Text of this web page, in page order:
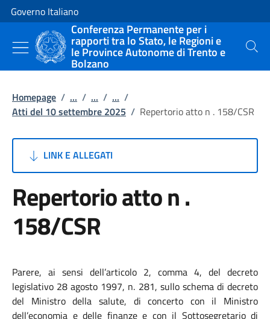
Vai al contenuto
Vai alla navigazione del sito
Governo Italiano
Conferenza Permanente per i
rapporti tra lo Stato, le Regioni e
le Province Autonome di Trento e
Bolzano
Cerca
Homepage / ... / ... / ... /
Atti del 10 settembre 2025 / Repertorio atto n . 158/CSR
LINK E ALLEGATI
Repertorio atto n .
158/CSR
Parere, ai sensi dell’articolo 2, comma 4, del decreto
legislativo 28 agosto 1997, n. 281, sullo schema di decreto
del Ministro della salute, di concerto con il Ministro
dell’economia e delle finanze e con il Sottosegretario di